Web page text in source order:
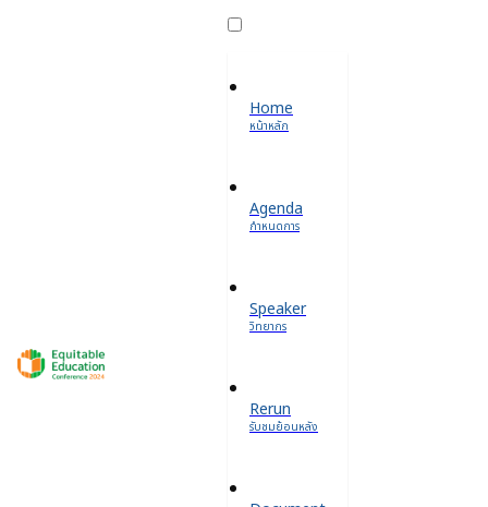
Home
หน้าหลัก
Agenda
กำหนดการ
Speaker
วิทยากร
Rerun
รับชมย้อนหลัง